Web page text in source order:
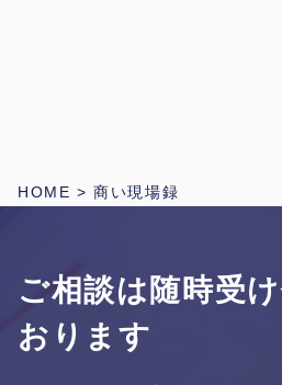
HOME >商い現場録
ご相談は随時受
おります